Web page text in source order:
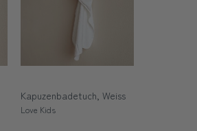
Kapuzenbadetuch, Weiss
Love Kids